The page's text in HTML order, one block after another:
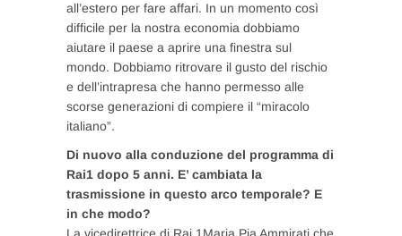
all’estero per fare affari. In un momento così
difficile per la nostra economia dobbiamo
aiutare il paese a aprire una finestra sul
mondo. Dobbiamo ritrovare il gusto del rischio
e dell’intrapresa che hanno permesso alle
scorse generazioni di compiere il “miracolo
italiano”.
Di nuovo alla conduzione del programma di
Rai1 dopo 5 anni. E’ cambiata la
trasmissione in questo arco temporale? E
in che modo?